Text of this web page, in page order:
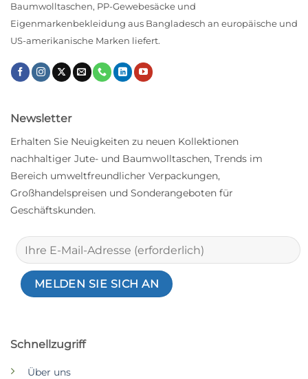
Baumwolltaschen, PP-Gewebesäcke und
Eigenmarkenbekleidung aus Bangladesch an europäische und
US-amerikanische Marken liefert.
Schnellzugriff
Über uns
Newsletter
Erhalten Sie Neuigkeiten zu neuen Kollektionen
nachhaltiger Jute- und Baumwolltaschen, Trends im
Bereich umweltfreundlicher Verpackungen,
Großhandelspreisen und Sonderangeboten für
Geschäftskunden.